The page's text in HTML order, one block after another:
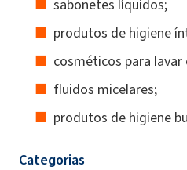
sabonetes líquidos;
produtos de higiene
cosméticos para
fluidos micelares;
produtos de higiene
Categorias